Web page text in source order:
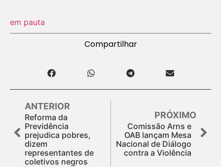
em pauta
Compartilhar
ANTERIOR
Reforma da
Previdência
prejudica pobres,
dizem
representantes de
coletivos negros
PRÓXIMO
Comissão Arns e
OAB lançam Mesa
Nacional de Diálogo
contra a Violência